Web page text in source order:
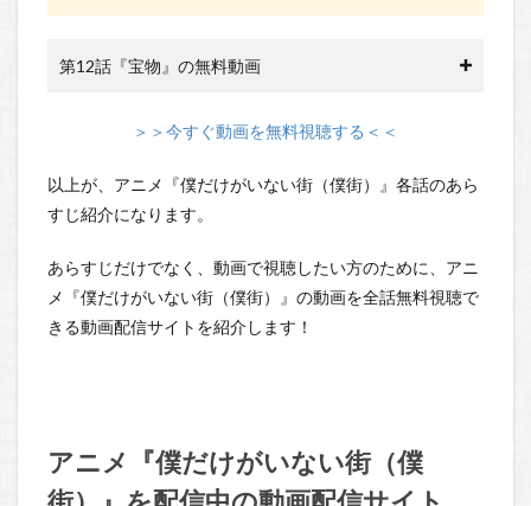
第12話『宝物』の無料動画
＞＞今すぐ動画を無料視聴する＜＜
以上が、アニメ『僕だけがいない街（僕街）』各話のあら
すじ紹介になります。
あらすじだけでなく、動画で視聴したい方のために、アニ
メ『僕だけがいない街（僕街）』の動画を全話無料視聴で
きる動画配信サイトを紹介します！
アニメ『僕だけがいない街（僕